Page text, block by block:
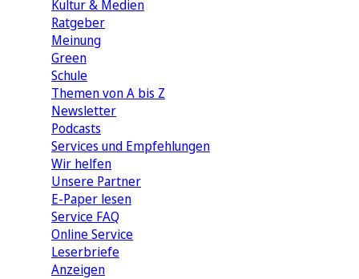
Kultur & Medien
Ratgeber
Meinung
Green
Schule
Themen von A bis Z
Newsletter
Podcasts
Services und Empfehlungen
Wir helfen
Unsere Partner
E-Paper lesen
Service FAQ
Online Service
Leserbriefe
Anzeigen